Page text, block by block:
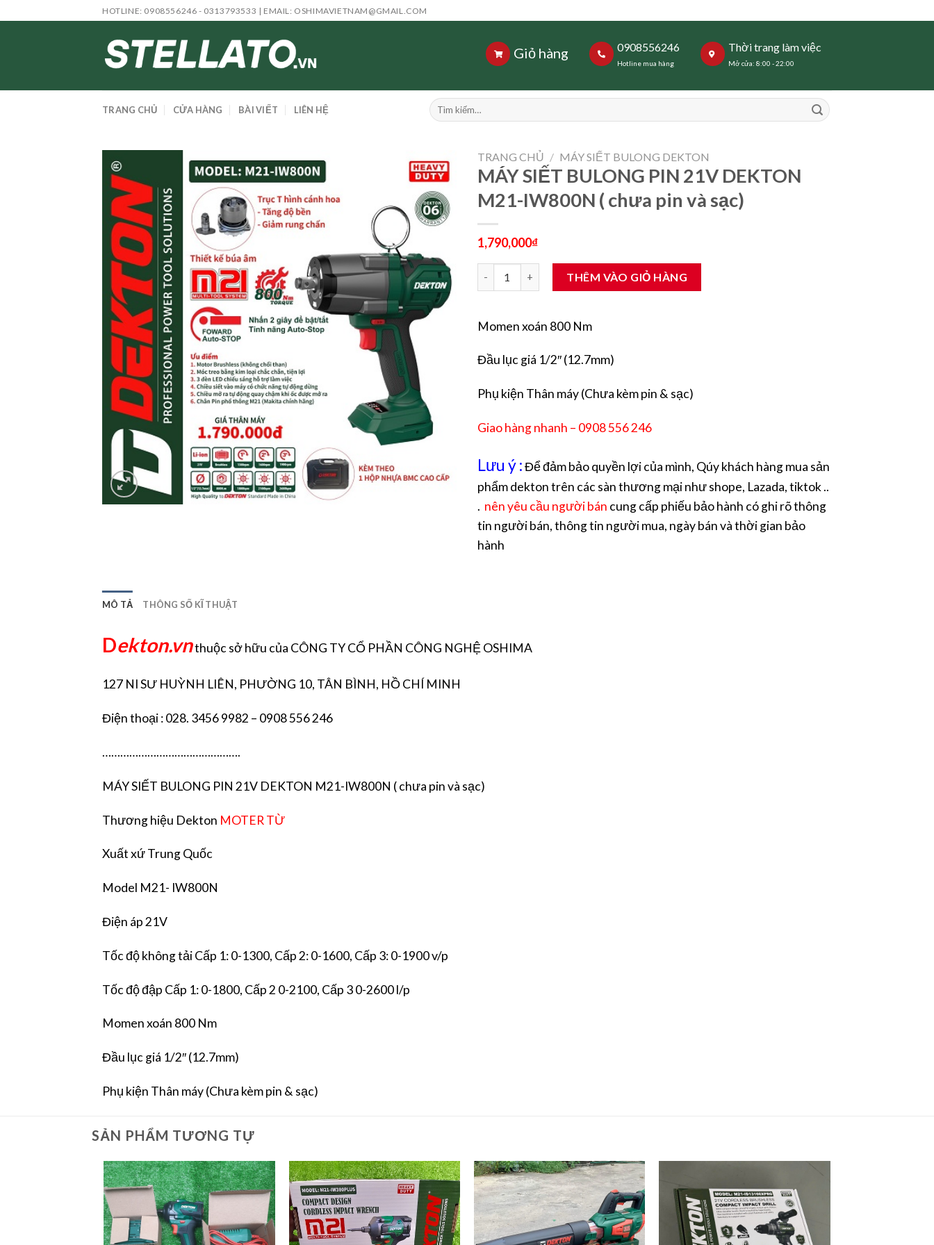
to
HOTLINE: 0908556246 - 0313793533 | EMAIL: OSHIMAVIETNAM@GMAIL.COM
Giỏ hàng 0908556246
Hotline mua hàng
Thời trang làm việc
Mở cửa: 8:00 - 22:00
TRANG CHỦ CỬA HÀNG BÀI VIẾT LIÊN HỆ
Tìm
kiếm:
TRANG CHỦ / MÁY SIẾT BULONG DEKTON
MÁY SIẾT BULONG PIN 21V DEKTON
M21-IW800N ( chưa pin và sạc)
1,790,000₫
MÁY SIẾT BULONG PIN 21V DEKTON M21-IW800N ( chưa pin và sạc) số lượng
THÊM VÀO GIỎ HÀNG
Momen xoán 800 Nm
Đầu lục giá 1/2″ (12.7mm)
Phụ kiện Thân máy (Chưa kèm pin & sạc)
Giao hàng nhanh – 0908 556 246
Lưu ý :Để đảm bảo quyền lợi của mình, Qúy khách hàng mua sản
phẩm dekton trên các sàn thương mại như shope, Lazada, tiktok ..
. nên yêu cầu người bán cung cấp phiếu bảo hành có ghi rõ thông
tin người bán, thông tin người mua, ngày bán và thời gian bảo
hành
MÔ TẢ THÔNG SỐ KĨ THUẬT
Dekton.vnthuộc sở hữu của CÔNG TY CỔ PHẦN CÔNG NGHỆ OSHIMA
127 NI SƯ HUỲNH LIÊN, PHƯỜNG 10, TÂN BÌNH, HỒ CHÍ MINH
Điện thoại : 028. 3456 9982 – 0908 556 246
……………………………………….
MÁY SIẾT BULONG PIN 21V DEKTON M21-IW800N ( chưa pin và sạc)
Thương hiệu Dekton MOTER TỪ
Xuất xứ Trung Quốc
Model M21- IW800N
Điện áp 21V
Tốc độ không tải Cấp 1: 0-1300, Cấp 2: 0-1600, Cấp 3: 0-1900 v/p
Tốc độ đập Cấp 1: 0-1800, Cấp 2 0-2100, Cấp 3 0-2600 l/p
Momen xoán 800 Nm
Đầu lục giá 1/2″ (12.7mm)
Phụ kiện Thân máy (Chưa kèm pin & sạc)
SẢN PHẨM TƯƠNG TỰ